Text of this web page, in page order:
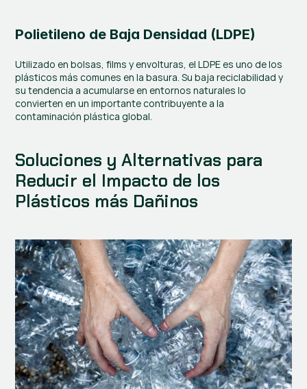
Polietileno de Baja Densidad (LDPE)
Utilizado en bolsas, films y envolturas, el LDPE es uno de los
plásticos más comunes en la basura. Su baja reciclabilidad y
su tendencia a acumularse en entornos naturales lo
convierten en un importante contribuyente a la
contaminación plástica global.
Soluciones y Alternativas para
Reducir el Impacto de los
Plásticos más Dañinos